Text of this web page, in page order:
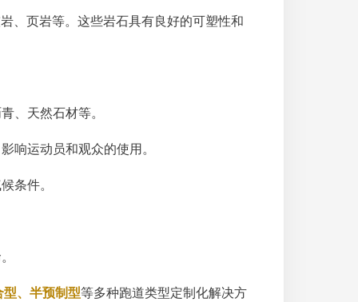
、页岩等。这些岩石具有良好的可塑性和
、天然石材等。
响运动员和观众的使用。
条件。
、半预制型等多种跑道类型定制化解决方